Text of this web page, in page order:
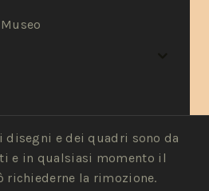
e dei quadri sono da
e in qualsiasi momento il
richiederne la rimozione.